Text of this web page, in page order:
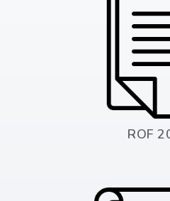
ROF